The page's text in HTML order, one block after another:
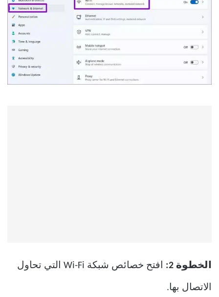
الخطوة 2: افتح خصائص شبكة Wi-Fi التي تحاول
الاتصال بها.